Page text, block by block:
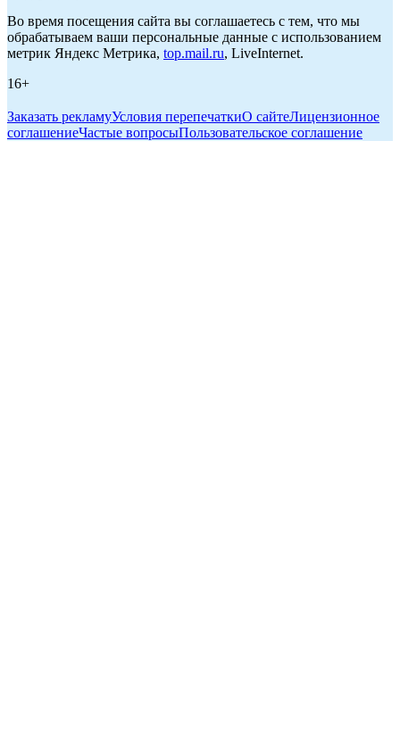
Во время посещения сайта вы соглашаетесь с тем, что мы
обрабатываем ваши персональные данные с использованием
метрик Яндекс Метрика, top.mail.ru, LiveInternet.
16+
Заказать рекламуУсловия перепечаткиО сайтеЛицензионное
соглашениеЧастые вопросыПользовательское соглашение